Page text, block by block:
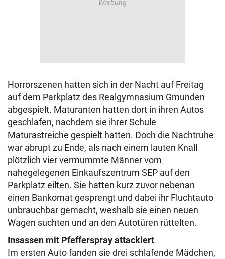
Horrorszenen hatten sich in der Nacht auf Freitag
auf dem Parkplatz des Realgymnasium Gmunden
abgespielt. Maturanten hatten dort in ihren Autos
geschlafen, nachdem sie ihrer Schule
Maturastreiche gespielt hatten. Doch die Nachtruhe
war abrupt zu Ende, als nach einem lauten Knall
plötzlich vier vermummte Männer vom
nahegelegenen Einkaufszentrum SEP auf den
Parkplatz eilten. Sie hatten kurz zuvor nebenan
einen Bankomat gesprengt und dabei ihr Fluchtauto
unbrauchbar gemacht, weshalb sie einen neuen
Wagen suchten und an den Autotüren rüttelten.
Insassen mit Pfefferspray attackiert
Im ersten Auto fanden sie drei schlafende Mädchen,